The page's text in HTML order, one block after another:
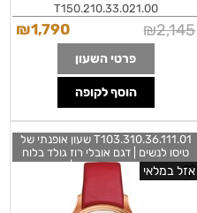
T150.210.33.021.00
₪2,145
₪1,790
פרטי השעון
הוסף לקופה
T103.310.36.111.01 שעון אופנתי של
טיסו לנשים | דגם אובלי רוז גולד בלוח
פנינה עם שעון שניות בלוח | רצועת עור
אדומה מיוחדת | מלאי מוגבל | שנתיים
אחריות | Tissot Bella Ora Saint
Valentine T1033103611101
אזל במלאי